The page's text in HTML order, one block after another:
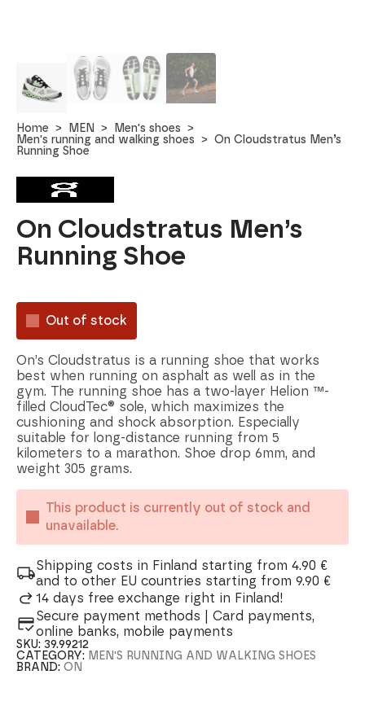
Home MEN
Men's shoes
Men's running and walking shoes
On Cloudstratus Men’s
Running Shoe
On Cloudstratus Men’s
Running Shoe
Out of stock
On’s Cloudstratus is a running shoe that works
best when running on asphalt as well as in the
gym. The running shoe has a two-layer Helion ™-
filled CloudTec® sole, which maximizes the
cushioning and shock absorption. Especially
suitable for long-distance running from 5
kilometers to a marathon. Shoe drop 6mm, and
weight 305 grams.
This product is currently out of stock and
unavailable.
Shipping costs in Finland starting from 4.90 €
and to other EU countries starting from 9.90 €
14 days free exchange right in Finland!
Secure payment methods | Card payments,
online banks, mobile payments
SKU: 39.99212
CATEGORY: MEN'S RUNNING AND WALKING SHOES
BRAND:ON